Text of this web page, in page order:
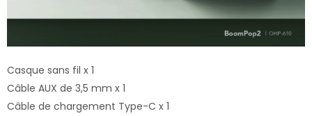
Casque sans fil x 1
Câble AUX de 3,5 mm x 1
Câble de chargement Type-C x 1